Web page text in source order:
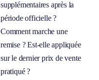
supplémentaires après la
période officielle ?
Comment marche une
remise ? Est-elle appliquée
sur le dernier prix de vente
pratiqué ?